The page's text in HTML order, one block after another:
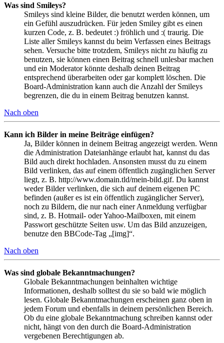
Was sind Smileys?
Smileys sind kleine Bilder, die benutzt werden können, um
ein Gefühl auszudrücken. Für jeden Smiley gibt es einen
kurzen Code, z. B. bedeutet :) fröhlich und :( traurig. Die
Liste aller Smileys kannst du beim Verfassen eines Beitrags
sehen. Versuche bitte trotzdem, Smileys nicht zu häufig zu
benutzen, sie können einen Beitrag schnell unlesbar machen
und ein Moderator könnte deshalb deinen Beitrag
entsprechend überarbeiten oder gar komplett löschen. Die
Board-Administration kann auch die Anzahl der Smileys
begrenzen, die du in einem Beitrag benutzen kannst.
Nach oben
Kann ich Bilder in meine Beiträge einfügen?
Ja, Bilder können in deinem Beitrag angezeigt werden. Wenn
die Administration Dateianhänge erlaubt hat, kannst du das
Bild auch direkt hochladen. Ansonsten musst du zu einem
Bild verlinken, das auf einem öffentlich zugänglichen Server
liegt, z. B. http://www.domain.tld/mein-bild.gif. Du kannst
weder Bilder verlinken, die sich auf deinem eigenen PC
befinden (außer es ist ein öffentlich zugänglicher Server),
noch zu Bildern, die nur nach einer Anmeldung verfügbar
sind, z. B. Hotmail- oder Yahoo-Mailboxen, mit einem
Passwort geschützte Seiten usw. Um das Bild anzuzeigen,
benutze den BBCode-Tag „[img]“.
Nach oben
Was sind globale Bekanntmachungen?
Globale Bekanntmachungen beinhalten wichtige
Informationen, deshalb solltest du sie so bald wie möglich
lesen. Globale Bekanntmachungen erscheinen ganz oben in
jedem Forum und ebenfalls in deinem persönlichen Bereich.
Ob du eine globale Bekanntmachung schreiben kannst oder
nicht, hängt von den durch die Board-Administration
vergebenen Berechtigungen ab.